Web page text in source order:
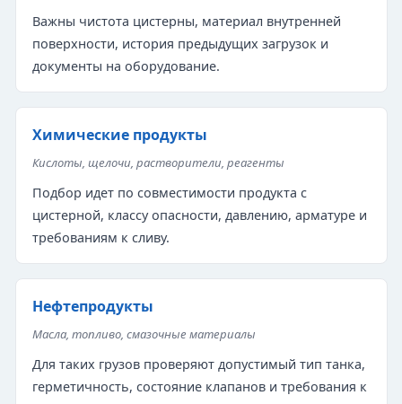
Важны чистота цистерны, материал внутренней
поверхности, история предыдущих загрузок и
документы на оборудование.
Химические продукты
Кислоты, щелочи, растворители, реагенты
Подбор идет по совместимости продукта с
цистерной, классу опасности, давлению, арматуре и
требованиям к сливу.
Нефтепродукты
Масла, топливо, смазочные материалы
Для таких грузов проверяют допустимый тип танка,
герметичность, состояние клапанов и требования к